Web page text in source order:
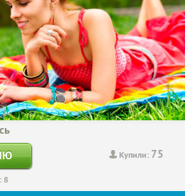
Купили: 75
8